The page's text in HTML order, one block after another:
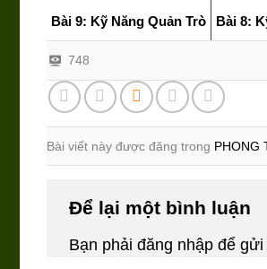
Bài 9: Kỹ Năng Quản Trò Bài 8:
748
Bài viết này được đăng trong PHONG
Để lại một bình luận
Bạn phải đăng nhập để gửi